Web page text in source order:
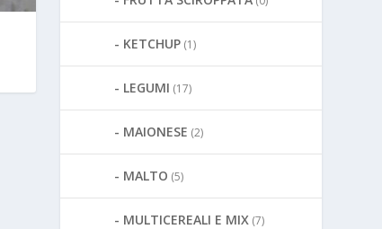
KETCHUP (1)
LEGUMI (17)
MAIONESE (2)
MALTO (5)
MULTICEREALI E MIX (7)